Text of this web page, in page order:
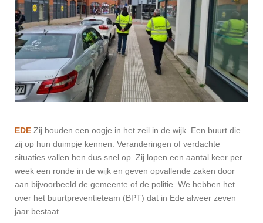
EDE Zij houden een oogje in het zeil in de wijk. Een buurt die
zij op hun duimpje kennen. Veranderingen of verdachte
situaties vallen hen dus snel op. Zij lopen een aantal keer per
week een ronde in de wijk en geven opvallende zaken door
aan bijvoorbeeld de gemeente of de politie. We hebben het
over het buurtpreventieteam (BPT) dat in Ede alweer zeven
jaar bestaat.